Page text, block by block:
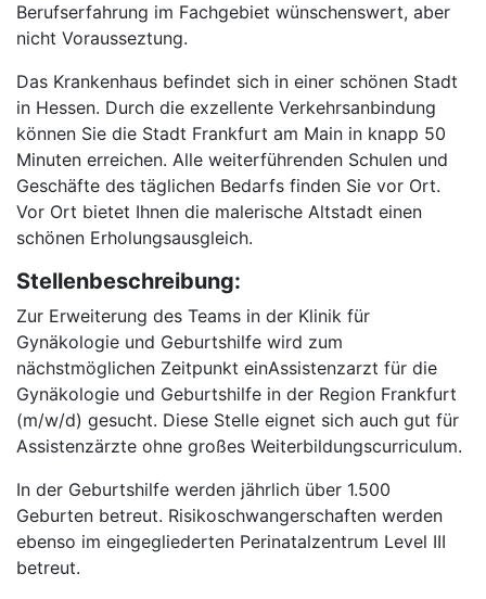
Berufserfahrung im Fachgebiet wünschenswert, aber
nicht Vorausseztung.
Das Krankenhaus befindet sich in einer schönen Stadt
in Hessen. Durch die exzellente Verkehrsanbindung
können Sie die Stadt Frankfurt am Main in knapp 50
Minuten erreichen. Alle weiterführenden Schulen und
Geschäfte des täglichen Bedarfs finden Sie vor Ort.
Vor Ort bietet Ihnen die malerische Altstadt einen
schönen Erholungsausgleich.
Stellenbeschreibung:
Zur Erweiterung des Teams in der Klinik für
Gynäkologie und Geburtshilfe wird zum
nächstmöglichen Zeitpunkt einAssistenzarzt für die
Gynäkologie und Geburtshilfe in der Region Frankfurt
(m/w/d) gesucht. Diese Stelle eignet sich auch gut für
Assistenzärzte ohne großes Weiterbildungscurriculum.
In der Geburtshilfe werden jährlich über 1.500
Geburten betreut. Risikoschwangerschaften werden
ebenso im eingegliederten Perinatalzentrum Level III
betreut.